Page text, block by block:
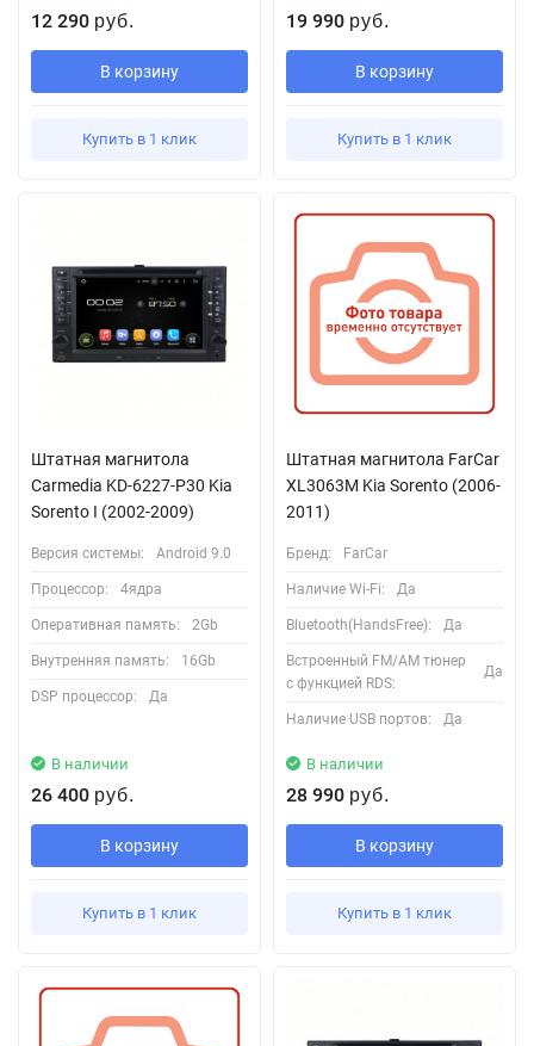
12 290 руб.
В корзину
Купить в 1 клик
19 990 руб.
В корзину
Купить в 1 клик
Штатная магнитола
Carmedia KD-6227-P30 Kia
Sorento I (2002-2009)
Версия системы: Android 9.0
Процессор: 4ядра
Оперативная память: 2Gb
Внутренняя память: 16Gb
DSP процессор: Да
В наличии
26 400 руб.
В корзину
Купить в 1 клик
Штатная магнитола FarCar
XL3063M Kia Sorento (2006-
2011)
Бренд: FarCar
Наличие Wi-Fi: Да
Bluetooth(HandsFree): Да
Встроенный FM/AM тюнер
с функцией RDS:
Да
Наличие USB портов: Да
В наличии
28 990 руб.
В корзину
Купить в 1 клик